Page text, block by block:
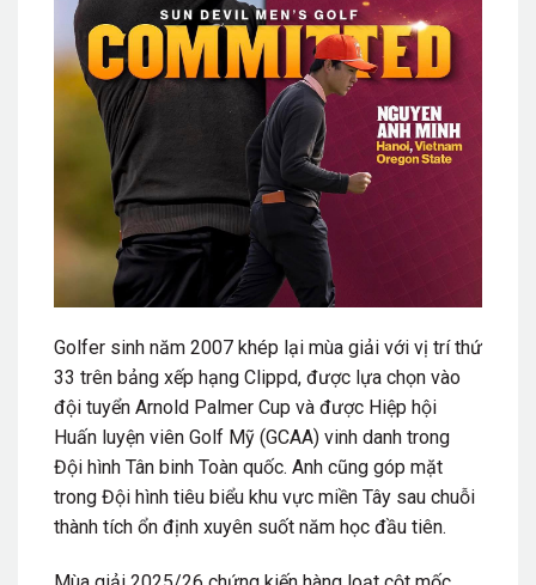
Golfer sinh năm 2007 khép lại mùa giải với vị trí thứ
33 trên bảng xếp hạng Clippd, được lựa chọn vào
đội tuyển Arnold Palmer Cup và được Hiệp hội
Huấn luyện viên Golf Mỹ (GCAA) vinh danh trong
Đội hình Tân binh Toàn quốc. Anh cũng góp mặt
trong Đội hình tiêu biểu khu vực miền Tây sau chuỗi
thành tích ổn định xuyên suốt năm học đầu tiên.